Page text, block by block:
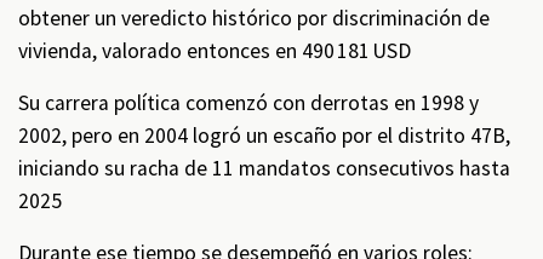
obtener un veredicto histórico por discriminación de
vivienda, valorado entonces en 490 181 USD
Su carrera política comenzó con derrotas en 1998 y
2002, pero en 2004 logró un escaño por el distrito 47B,
iniciando su racha de 11 mandatos consecutivos hasta
2025
Durante ese tiempo se desempeñó en varios roles: